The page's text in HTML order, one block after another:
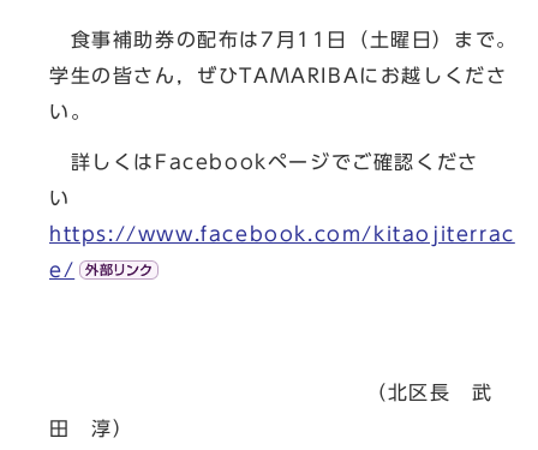
食事補助券の配布は7月11日（土曜日）まで。
学生の皆さん，ぜひTAMARIBAにお越しくださ
い。
詳しくはFacebookページでご確認くださ
い
https://www.facebook.com/kitaojiterrac
e/
（北区長 武
田 淳）